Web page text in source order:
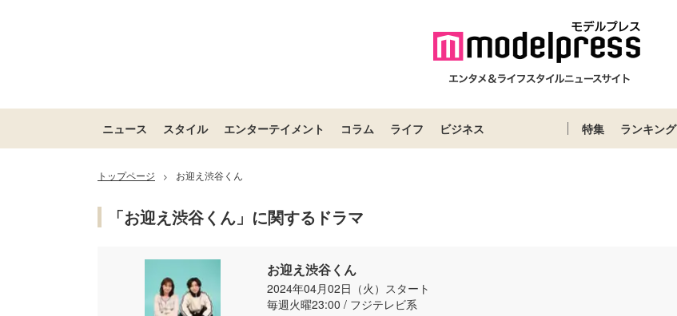
ニュース スタイル エンターテイメント コラム ライフ ビジネス 特集 ランキング
トップページ > お迎え渋谷くん
「お迎え渋谷くん」に関するドラマ
お迎え渋谷くん
2024年04月02日（火）スタート
毎週火曜23:00 / フジテレビ系